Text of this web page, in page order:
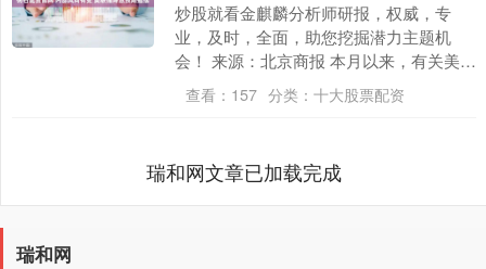
炒股就看金麒麟分析师研报，权威，专
业，及时，全面，助您挖掘潜力主题机
会！ 来源：北京商报 本月以来，有关美联
储12月降息概率的走势图上演“过山车”，
从一度接近板....
查看： 157 分类： 十大股票配资
瑞和网文章已加载完成
瑞和网